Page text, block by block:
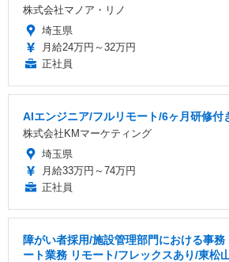
株式会社マノア・リノ
埼玉県
月給24万円～32万円
正社員
AIエンジニア/フルリモート/6ヶ月研修付
株式会社KMマーケティング
埼玉県
月給33万円～74万円
正社員
障がい者採用/施設管理部門における事
ート業務 リモート/フレックスあり/東松